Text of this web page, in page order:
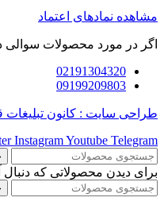
مشاهده نمادهای اعتماد
اگر در مورد محصولات سوالی
02191304320
09199209803
طراحی سایت : کانون
InstagramYoutube Telegram
برای دیدن محصولاتی که دنبال